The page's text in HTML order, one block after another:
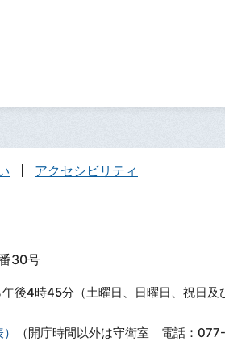
アクセシビリティ
30号
後4時45分（土曜日、日曜日、祝日及
（開庁時間以外は守衛室 電話：